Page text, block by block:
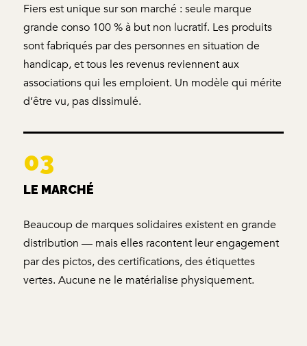
Fiers est unique sur son marché : seule marque
grande conso 100 % à but non lucratif. Les produits
sont fabriqués par des personnes en situation de
handicap, et tous les revenus reviennent aux
associations qui les emploient. Un modèle qui mérite
d’être vu, pas dissimulé.
03
LE MARCHÉ
Beaucoup de marques solidaires existent en grande
distribution — mais elles racontent leur engagement
par des pictos, des certifications, des étiquettes
vertes. Aucune ne le matérialise physiquement.